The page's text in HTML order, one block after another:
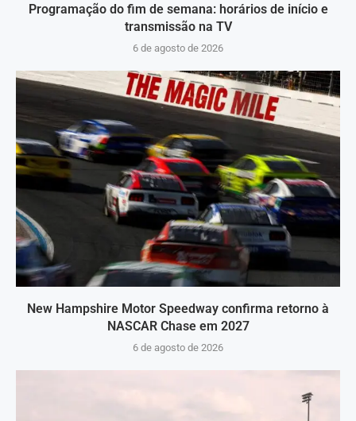
Programação do fim de semana: horários de início e
transmissão na TV
6 de agosto de 2026
New Hampshire Motor Speedway confirma retorno à
NASCAR Chase em 2027
6 de agosto de 2026